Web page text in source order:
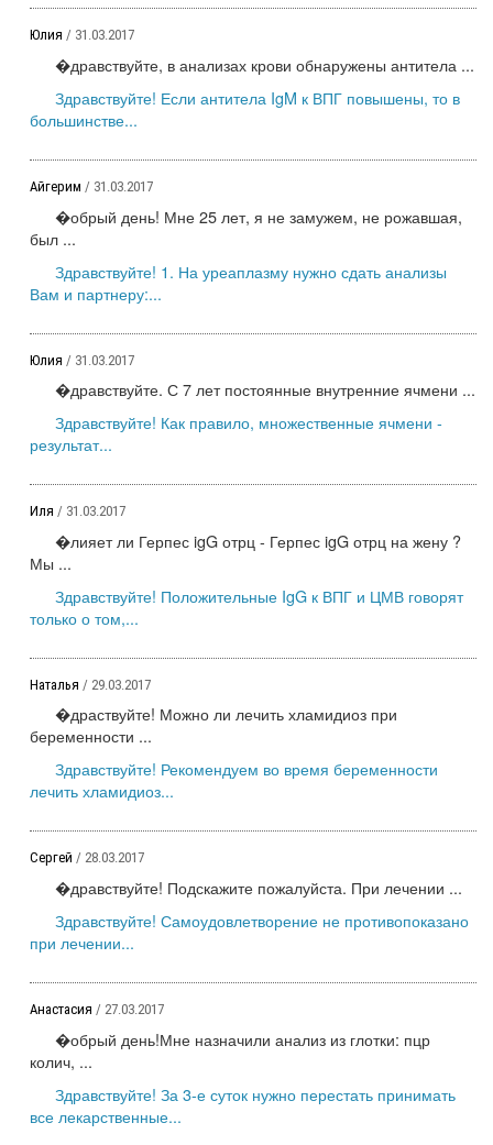
Юлия / 31.03.2017
�дравствуйте, в анализах крови обнаружены антитела ...
Здравствуйте! Если антитела IgM к ВПГ повышены, то в
большинстве...
Айгерим / 31.03.2017
�обрый день! Мне 25 лет, я не замужем, не рожавшая,
был ...
Здравствуйте! 1. На уреаплазму нужно сдать анализы
Вам и партнеру:...
Юлия / 31.03.2017
�дравствуйте. С 7 лет постоянные внутренние ячмени ...
Здравствуйте! Как правило, множественные ячмени -
результат...
Иля / 31.03.2017
�лияет ли Герпес igG отрц - Герпес igG отрц на жену ?
Мы ...
Здравствуйте! Положительные IgG к ВПГ и ЦМВ говорят
только о том,...
Наталья / 29.03.2017
�драствуйте! Можно ли лечить хламидиоз при
беременности ...
Здравствуйте! Рекомендуем во время беременности
лечить хламидиоз...
Сергей / 28.03.2017
�дравствуйте! Подскажите пожалуйста. При лечении ...
Здравствуйте! Самоудовлетворение не противопоказано
при лечении...
Анастасия / 27.03.2017
�обрый день!Мне назначили анализ из глотки: пцр
колич, ...
Здравствуйте! За 3-е суток нужно перестать принимать
все лекарственные...